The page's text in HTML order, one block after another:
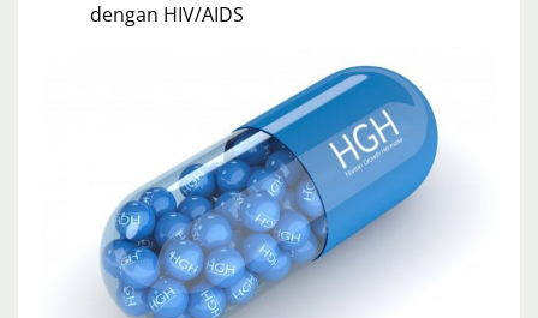
dengan HIV/AIDS